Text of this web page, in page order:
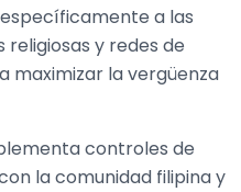
a las
y redes de
maximizar la vergüenza
controles de
la comunidad filipina y